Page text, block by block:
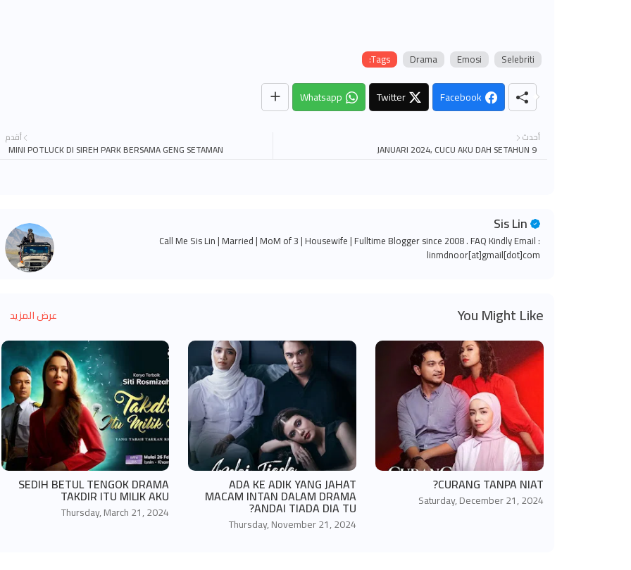
Tags: Drama Emosi Selebriti
Facebook
Twitter
Whatsapp
أحدث
9 JANUARI 2024, CUCU AKU DAH SETAHUN
أقدم
MINI POTLUCK DI SIREH PARK BERSAMA GENG SETAMAN
Sis Lin
Call Me Sis Lin | Married | MoM of 3 | Housewife | Fulltime Blogger since 2008 . FAQ Kindly Email :
linmdnoor[at]gmail[dot]com
You Might Like عرض المزيد
CURANG TANPA NIAT?
Saturday, December 21, 2024
ADA KE ADIK YANG JAHAT
MACAM INTAN DALAM DRAMA
ANDAI TIADA DIA TU?
Thursday, November 21, 2024
SEDIH BETUL TENGOK DRAMA
TAKDIR ITU MILIK AKU
Thursday, March 21, 2024